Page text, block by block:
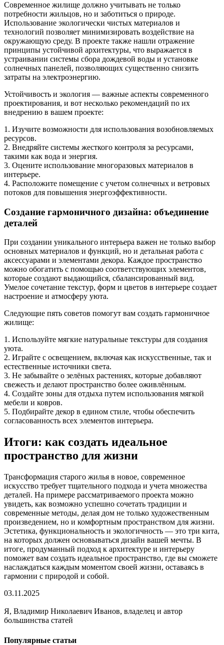
Современное жилище должно учитывать не только
потребности жильцов, но и заботиться о природе.
Использование экологически чистых материалов и
технологий позволяет минимизировать воздействие на
окружающую среду. В проекте также нашли отражение
принципы устойчивой архитектуры, что выражается в
устраивании системы сбора дождевой воды и установке
солнечных панелей, позволяющих существенно снизить
затраты на электроэнергию.
Устойчивость и экология — важные аспекты современного
проектирования, и вот несколько рекомендаций по их
внедрению в вашем проекте:
1. Изучите возможности для использования возобновляемых
ресурсов.
2. Внедряйте системы жесткого контроля за ресурсами,
такими как вода и энергия.
3. Оцените использование многоразовых материалов в
интерьере.
4. Расположите помещение с учетом солнечных и ветровых
потоков для повышения энергоэффективности.
Создание гармоничного дизайна: объединение
деталей
При создании уникального интерьера важен не только выбор
основных материалов и функций, но и детальная работа с
аксессуарами и элементами декора. Каждое пространство
можно обогатить с помощью соответствующих элементов,
которые создают выдающийся, сбалансированный вид.
Умелое сочетание текстур, форм и цветов в интерьере создает
настроение и атмосферу уюта.
Следующие пять советов помогут вам создать гармоничное
жилище:
1. Используйте мягкие натуральные текстуры для создания
уюта.
2. Играйте с освещением, включая как искусственные, так и
естественные источники света.
3. Не забывайте о зелёных растениях, которые добавляют
свежесть и делают пространство более оживлённым.
4. Создайте зоны для отдыха путем использования мягкой
мебели и ковров.
5. Подбирайте декор в едином стиле, чтобы обеспечить
согласованность всех элементов интерьера.
Итоги: как создать идеальное
пространство для жизни
Трансформация старого жилья в новое, современное
искусство требует тщательного подхода и учета множества
деталей. На примере рассматриваемого проекта можно
увидеть, как возможно успешно сочетать традиции и
современные методы, делая дом не только художественным
произведением, но и комфортным пространством для жизни.
Эстетика, функциональность и экологичность — это три кита,
на которых должен основываться дизайн вашей мечты. В
итоге, продуманный подход к архитектуре и интерьеру
поможет вам создать идеальное пространство, где вы сможете
наслаждаться каждым моментом своей жизни, оставаясь в
гармонии с природой и собой.
03.11.2025
Я, Владимир Николаевич Иванов, владелец и автор
большинства статей
Популярные статьи